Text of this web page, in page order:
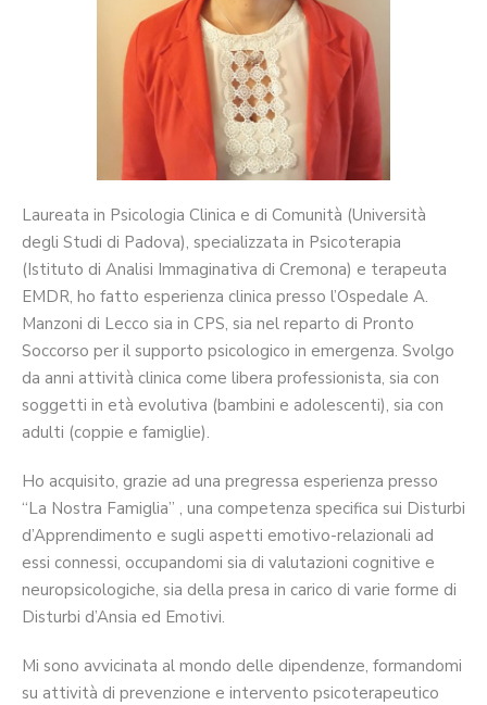
Laureata in Psicologia Clinica e di Comunità (Università
degli Studi di Padova), specializzata in Psicoterapia
(Istituto di Analisi Immaginativa di Cremona) e terapeuta
EMDR, ho fatto esperienza clinica presso l’Ospedale A.
Manzoni di Lecco sia in CPS, sia nel reparto di Pronto
Soccorso per il supporto psicologico in emergenza. Svolgo
da anni attività clinica come libera professionista, sia con
soggetti in età evolutiva (bambini e adolescenti), sia con
adulti (coppie e famiglie).
Ho acquisito, grazie ad una pregressa esperienza presso
“La Nostra Famiglia” , una competenza specifica sui Disturbi
d’Apprendimento e sugli aspetti emotivo-relazionali ad
essi connessi, occupandomi sia di valutazioni cognitive e
neuropsicologiche, sia della presa in carico di varie forme di
Disturbi d’Ansia ed Emotivi.
Mi sono avvicinata al mondo delle dipendenze, formandomi
su attività di prevenzione e intervento psicoterapeutico